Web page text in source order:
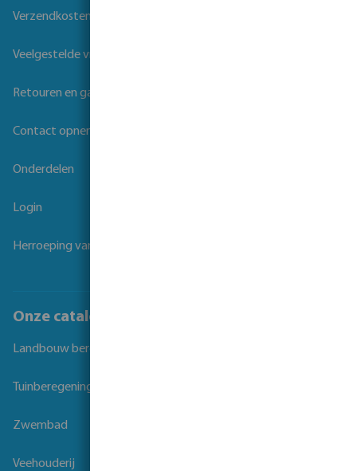
Verzendkosten
Veelgestelde vragen
Retouren en garantie
Contact opnemen
Onderdelen
Login
Herroeping van overeenkomst
Onze catalogi
Landbouw beregening
Tuinberegening
Zwembad
Veehouderij